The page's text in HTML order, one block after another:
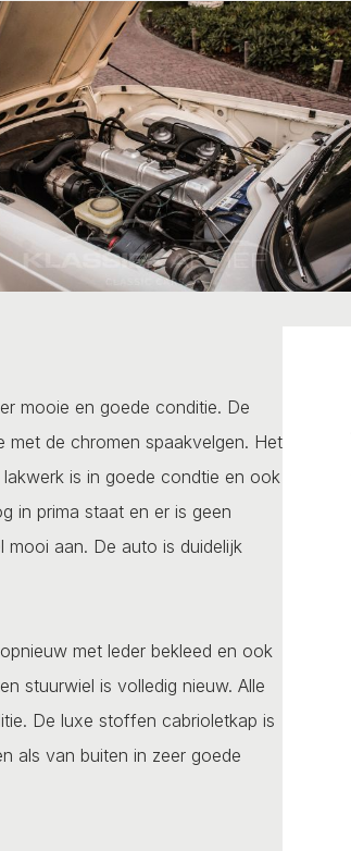
mooie en goede conditie. De
met de chromen spaakvelgen. Het
is in goede condtie en ook
in prima staat en er is geen
mooi aan. De auto is duidelijk
met leder bekleed en ook
stuurwiel is volledig nieuw. Alle
De luxe stoffen cabrioletkap is
als van buiten in zeer goede